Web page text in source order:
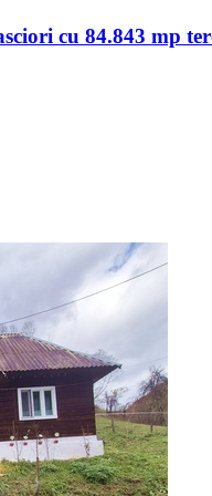
cu 84.843 mp